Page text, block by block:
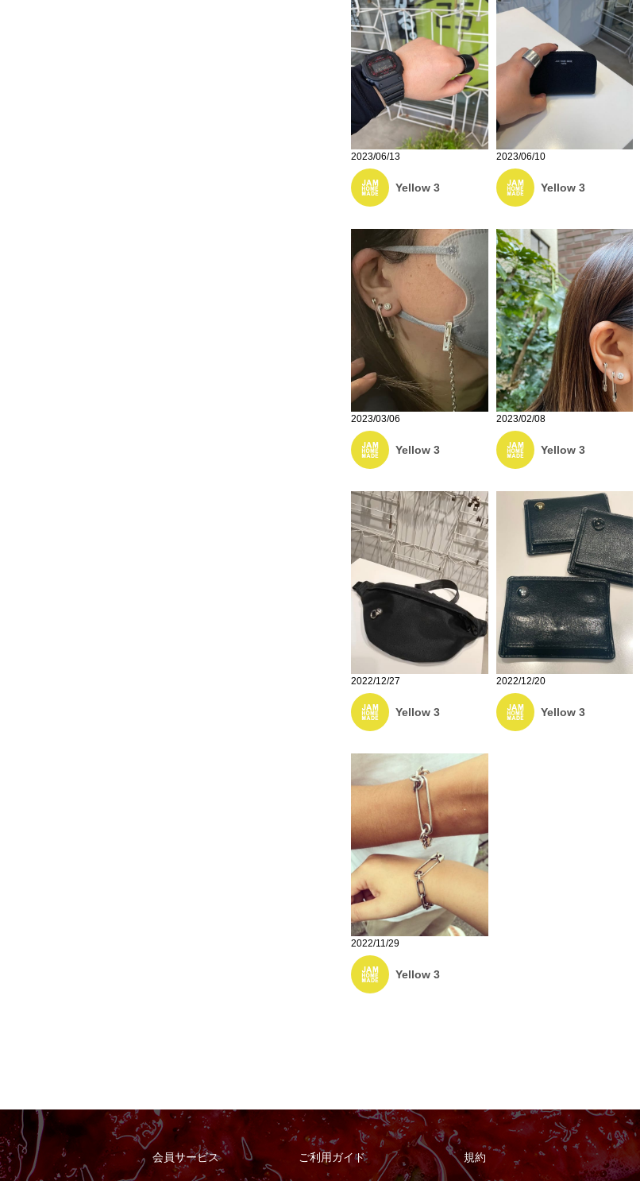
2023/06/13
Yellow 3
2023/06/10
Yellow 3
2023/03/06
Yellow 3
2023/02/08
Yellow 3
2022/12/27
Yellow 3
2022/12/20
Yellow 3
2022/11/29
Yellow 3
会員サービス ご利用ガイド 規約